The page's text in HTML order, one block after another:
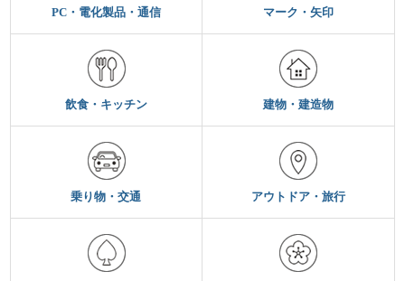
PC・電化製品・通信 マーク・矢印
飲食・キッチン 建物・建造物
乗り物・交通 アウトドア・旅行